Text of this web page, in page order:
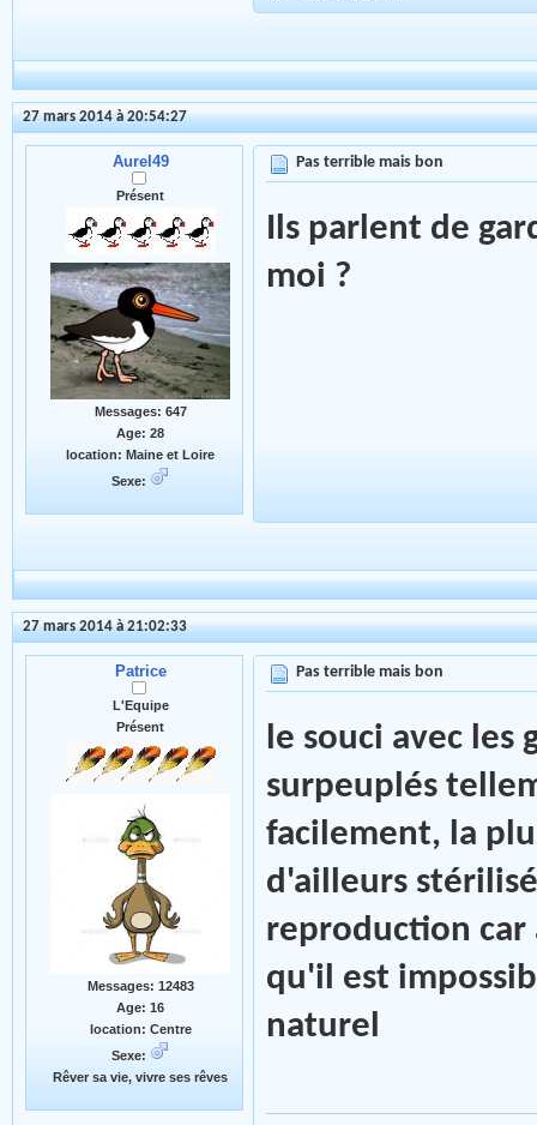
27 mars 2014 à 20:54:27
Aurel49
Présent
Messages: 647
Age: 28
location: Maine et Loire
Sexe:
Pas terrible mais bon
Ils parlent de
moi ?
27 mars 2014 à 21:02:33
Patrice
L'Equipe
Présent
Messages: 12483
Age: 16
location: Centre
Sexe:
Rêver sa vie, vivre ses rêves
Pas terrible mais bon
le souci avec les
surpeuplés
facilement, la
d'ailleurs
reproduction car
qu'il est
naturel